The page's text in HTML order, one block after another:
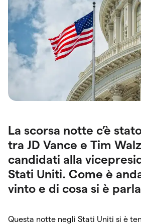
La scorsa notte c’è
tra JD Vance e Tim
candidati alla
Stati Uniti. Come è
vinto e di cosa si è
Questa notte negli Stati Uniti si è